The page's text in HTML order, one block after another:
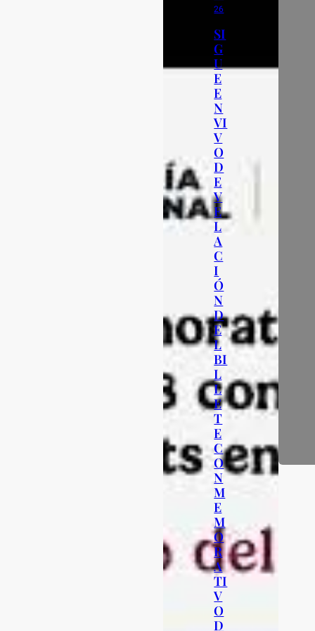
26
SI
G
U
E
E
N
VI
V
O
D
E
V
E
L
A
C
I
Ó
N
D
E
L
BI
L
L
E
T
E
C
O
N
M
E
M
O
R
A
TI
V
O
D